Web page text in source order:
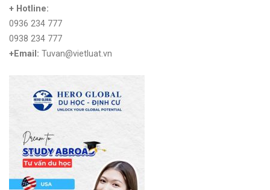
+ Hotline:
0936 234 777
0938 234 777
+Email: Tuvan@vietluat.vn